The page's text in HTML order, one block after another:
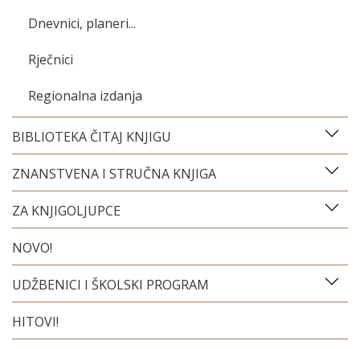
Dnevnici, planeri...
Rječnici
Regionalna izdanja
BIBLIOTEKA ČITAJ KNJIGU
ZNANSTVENA I STRUČNA KNJIGA
ZA KNJIGOLJUPCE
NOVO!
UDŽBENICI I ŠKOLSKI PROGRAM
HITOVI!